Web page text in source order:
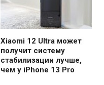
Xiaomi 12 Ultra может
получит систему
стабилизации лучше,
чем у iPhone 13 Pro